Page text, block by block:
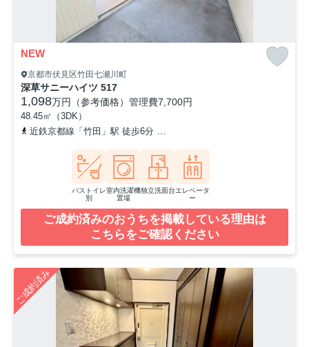
NEW
京都市伏見区竹田七瀬川町
深草サニーハイツ 517
1,098万円（参考価格） 管理費7,700円
48.45㎡（3DK）
近鉄京都線「竹田」駅 徒歩6分
バストイレ
別
室内洗濯機
置場
独立洗面台エレベータ
ー
ご成約済みのおうちを掲載している理由は
こちらをご確認ください
ご成約済み